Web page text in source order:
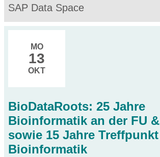
SAP Data Space
MO
13
OKT
BioDataRoots: 25 Jahre
Bioinformatik an der FU
sowie 15 Jahre Treffpunkt
Bioinformatik